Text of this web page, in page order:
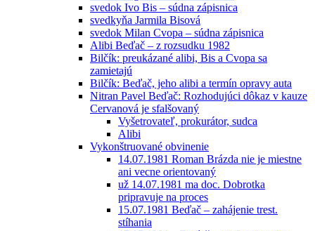
svedok Ivo Bis – súdna zápisnica
svedkyňa Jarmila Bisová
svedok Milan Cvopa – súdna zápisnica
Alibi Beďač – z rozsudku 1982
Bilčík: preukázané alibi, Bis a Cvopa sa
zamietajú
Bilčík: Beďač, jeho alibi a termín opravy auta
Nitran Pavel Beďač: Rozhodujúci dôkaz v kauze
Cervanová je sfalšovaný
Vyšetrovateľ, prokurátor, sudca
Alibi
Vykonštruované obvinenie
14.07.1981 Roman Brázda nie je miestne
ani vecne orientovaný
už 14.07.1981 ma doc. Dobrotka
pripravuje na proces
15.07.1981 Beďač – zahájenie trest.
stíhania